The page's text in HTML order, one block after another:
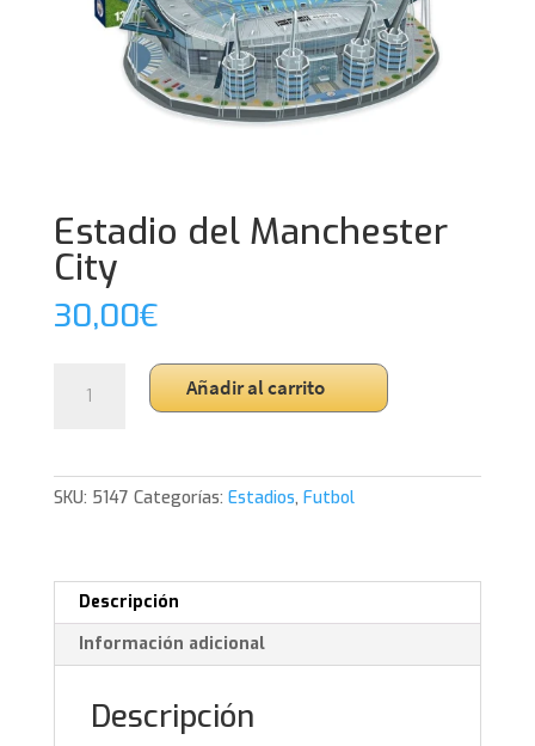
Estadio del Manchester
City
30,00€
cantidad
Añadir al carrito
SKU: 5147 Categorías: Estadios, Futbol
Descripción
Información adicional
Descripción